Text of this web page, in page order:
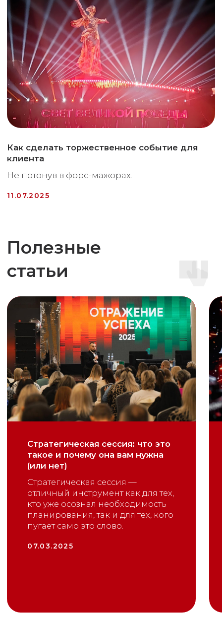
Стратегическая сессия: что это
такое и почему она вам нужна
(или нет)
Стратегическая сессия —
отличный инструмент как для тех,
кто уже осознал необходимость
планирования, так и для тех, кого
пугает само это слово.
07.03.2025
Как
корпоратив для
компании?
Забудьте про
начальства и
застолья!
13.11.2024
О НАС
БЛОГ
ПИАР
Деловые мероприятия
Фестивали и массовые
Презентации
и открытия
КОМАНДЫ
ОБРАТНАЯ СВЯЗЬПозвонить
7 (473) 22-88-258
Оставить заявку
Обсудить проект
Написать письмо
Луганская Народная
Республика
в Telegram
Закулисье ивентов,
реальные кейсы,
экспертное мнение
Согласие на обработку персональных данных
Положение об обработке персональных данных
© Big Event, ивент-агентство полного цикла / 2007-2026